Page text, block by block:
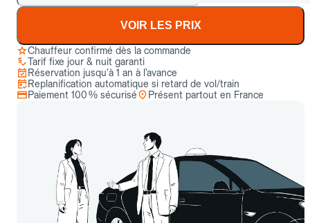
VOIR LES PRIX
Chauffeur confirmé dès la commande
Tarif fixe jour & nuit garanti
Réservation jusqu’à 1 an à l’avance
Replanification automatique si retard de vol/train
Paiement 100 % sécurisé
Présent partout en France